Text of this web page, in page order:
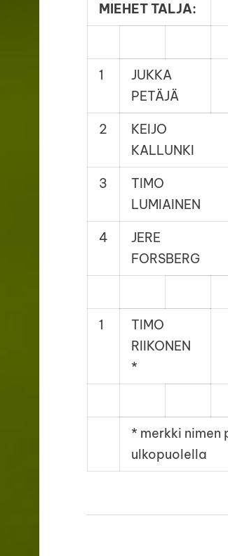
MIEHET TALJA:
1
JUKKA
PETÄJÄ
2
KEIJO
KALLUNKI
3
TIMO
LUMIAINEN
4
JERE
FORSBERG
1
TIMO
RIIKONEN
*
* merkki nimen
ulkopuolella